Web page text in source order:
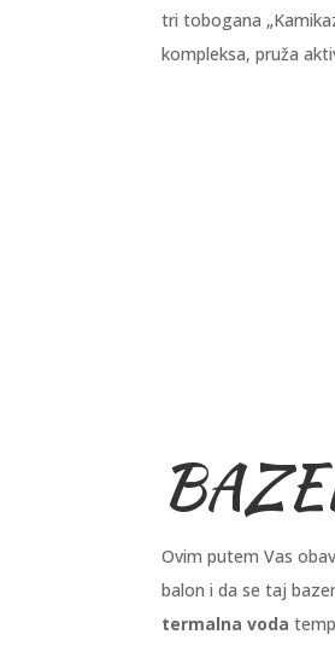
tri tobogana
kompleksa, pruža
Ovim putem Vas
balon i da se taj
termalna voda